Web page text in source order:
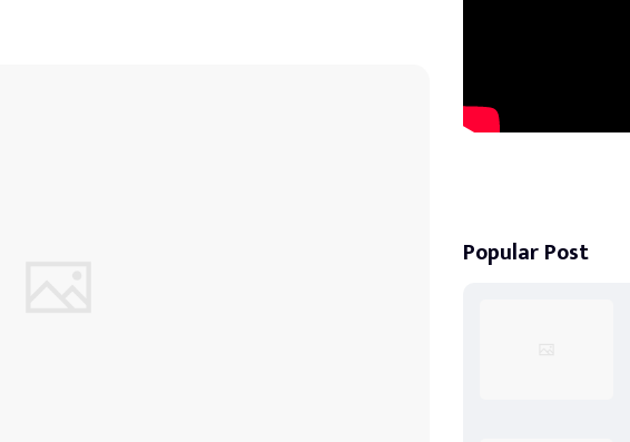
Popular Post